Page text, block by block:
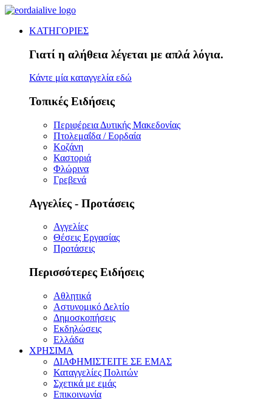
ΚΑΤΗΓΟΡΙΕΣ
Γιατί η αλήθεια λέγεται με απλά λόγια.
Κάντε μία καταγγελία εδώ
Τοπικές Ειδήσεις
Περιφέρεια Δυτικής Μακεδονίας
Πτολεμαΐδα / Εορδαία
Κοζάνη
Καστοριά
Φλώρινα
Γρεβενά
Αγγελίες - Προτάσεις
Αγγελίες
Θέσεις Εργασίας
Προτάσεις
Περισσότερες Ειδήσεις
Αθλητικά
Αστυνομικό Δελτίο
Δημοσκοπήσεις
Εκδηλώσεις
Ελλάδα
ΧΡΗΣΙΜΑ
ΔΙΑΦΗΜΙΣΤΕΙΤΕ ΣΕ ΕΜΑΣ
Καταγγελίες Πολιτών
Σχετικά με εμάς
Επικοινωνία